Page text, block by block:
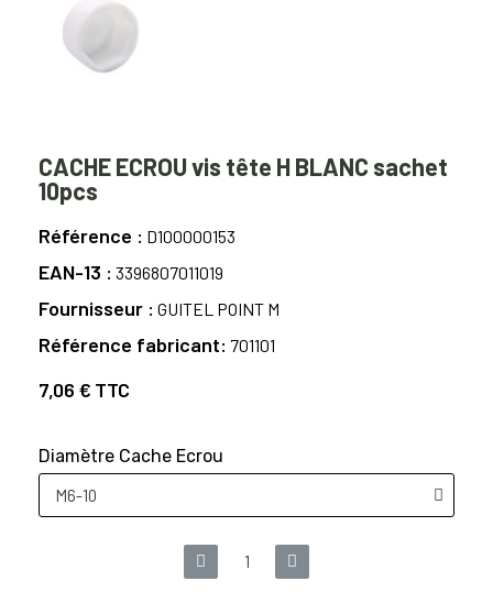
CACHE ECROU vis tête H BLANC sachet
10pcs
Référence D100000153
EAN-13 3396807011019
Fournisseur GUITEL POINT M
Référence fabricant 701101
7,06 € TTC
Diamètre Cache Ecrou